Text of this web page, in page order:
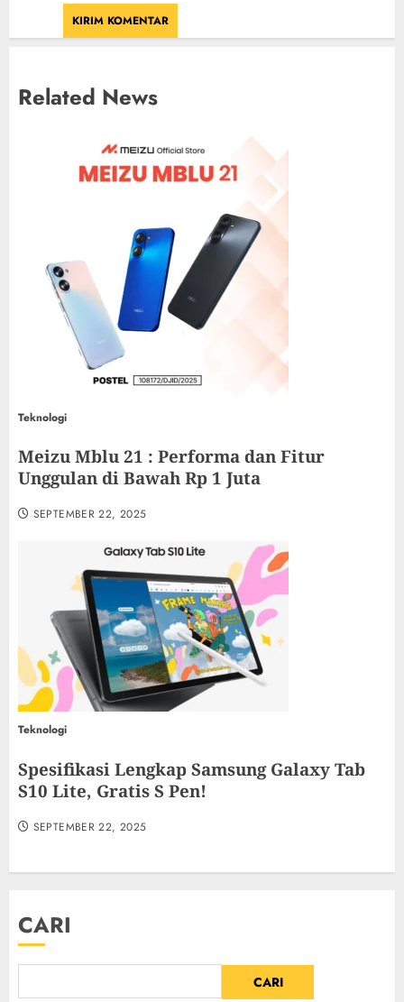
Related News
Teknologi
Meizu Mblu 21 : Performa dan Fitur
Unggulan di Bawah Rp 1 Juta
SEPTEMBER 22, 2025
Teknologi
Spesifikasi Lengkap Samsung Galaxy Tab
S10 Lite, Gratis S Pen!
SEPTEMBER 22, 2025
CARI
CARI